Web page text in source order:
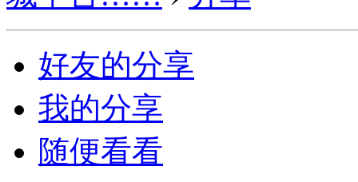
好友的分享
我的分享
随便看看